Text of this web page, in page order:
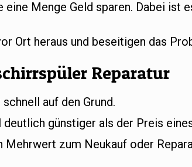
Menge Geld sparen. Dabei ist
Ort heraus und beseitigen das
Reparatur
auf den Grund.
günstiger als der Preis
zum Neukauf oder